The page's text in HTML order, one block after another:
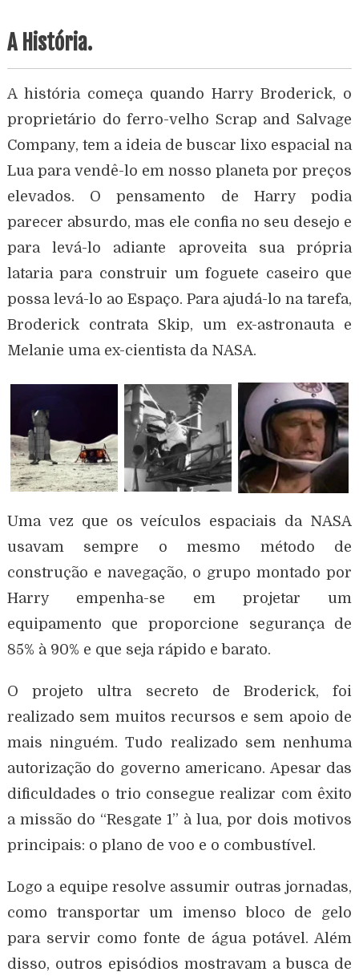
A História.
A história começa quando Harry Broderick, o
proprietário do ferro-velho Scrap and Salvage
Company, tem a ideia de buscar lixo espacial na
Lua para vendê-lo em nosso planeta por preços
elevados. O pensamento de Harry podia
parecer absurdo, mas ele confia no seu desejo e
para levá-lo adiante aproveita sua própria
lataria para construir um foguete caseiro que
possa levá-lo ao Espaço. Para ajudá-lo na tarefa,
Broderick contrata Skip, um ex-astronauta e
Melanie uma ex-cientista da NASA.
Uma vez que os veículos espaciais da NASA
usavam sempre o mesmo método de
construção e navegação, o grupo montado por
Harry empenha-se em projetar um
equipamento que proporcione segurança de
85% à 90% e que seja rápido e barato.
O projeto ultra secreto de Broderick, foi
realizado sem muitos recursos e sem apoio de
mais ninguém. Tudo realizado sem nenhuma
autorização do governo americano. Apesar das
dificuldades o trio consegue realizar com êxito
a missão do “Resgate 1” à lua, por dois motivos
principais: o plano de voo e o combustível.
Logo a equipe resolve assumir outras jornadas,
como transportar um imenso bloco de gelo
para servir como fonte de água potável. Além
disso, outros episódios mostravam a busca de